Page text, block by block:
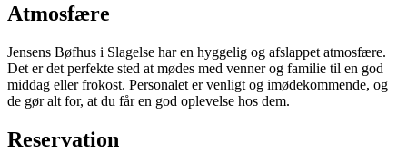
Atmosfære
Jensens Bøfhus i Slagelse har en hyggelig og afslappet atmosfære.
Det er det perfekte sted at mødes med venner og familie til en god
middag eller frokost. Personalet er venligt og imødekommende, og
de gør alt for, at du får en god oplevelse hos dem.
Reservation